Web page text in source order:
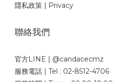
隱私政策 | Privacy
聯絡我們
官方LINE | @candacecmz
服務電話 | Tel : 02-8512-4706